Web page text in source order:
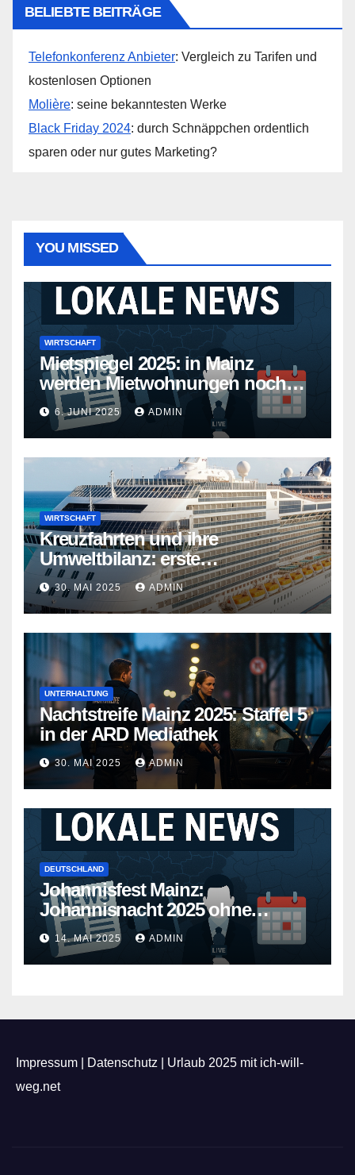
BELIEBTE BEITRÄGE
Telefonkonferenz Anbieter: Vergleich zu Tarifen und
kostenlosen Optionen
Molière: seine bekanntesten Werke
Black Friday 2024: durch Schnäppchen ordentlich
sparen oder nur gutes Marketing?
YOU MISSED
WIRTSCHAFT
Mietspiegel 2025: in Mainz
werden Mietwohnungen noch
teurer
6. JUNI 2025 ADMIN
WIRTSCHAFT
Kreuzfahrten und ihre
Umweltbilanz: erste
Kreuzfahrtschiffe gehen neue
Wege
30. MAI 2025 ADMIN
UNTERHALTUNG
Nachtstreife Mainz 2025: Staffel 5
in der ARD Mediathek
30. MAI 2025 ADMIN
DEUTSCHLAND
Johannisfest Mainz:
Johannisnacht 2025 ohne
Feuerwerk
14. MAI 2025 ADMIN
Impressum Datenschutz
Urlaub 2025 mit ich-will-
weg.net